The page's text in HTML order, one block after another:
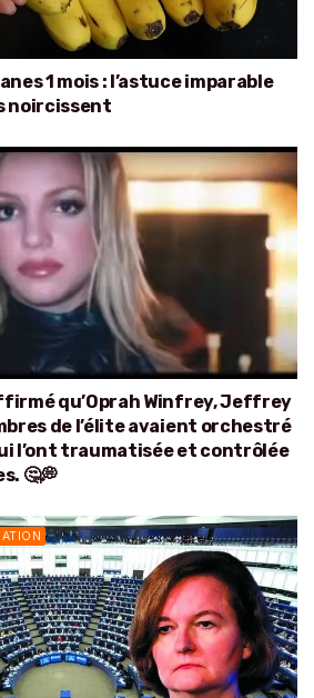
1 mois : l’astuce imparable
noircissent
qu’Oprah Winfrey, Jeffrey
de l’élite avaient orchestré
l’ont traumatisée et contrôlée
🤔💭